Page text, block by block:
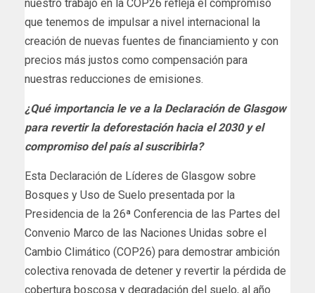
nuestro trabajo en la COP26 refleja el compromiso
que tenemos de impulsar a nivel internacional la
creación de nuevas fuentes de financiamiento y con
precios más justos como compensación para
nuestras reducciones de emisiones.
¿Qué importancia le ve a la Declaración de Glasgow
para revertir la deforestación hacia el 2030 y el
compromiso del país al suscribirla?
Esta Declaración de Líderes de Glasgow sobre
Bosques y Uso de Suelo presentada por la
Presidencia de la 26ª Conferencia de las Partes del
Convenio Marco de las Naciones Unidas sobre el
Cambio Climático (COP26) para demostrar ambición
colectiva renovada de detener y revertir la pérdida de
cobertura boscosa y degradación del suelo, al año